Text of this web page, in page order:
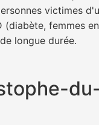
victimes
femmes
longue durée.